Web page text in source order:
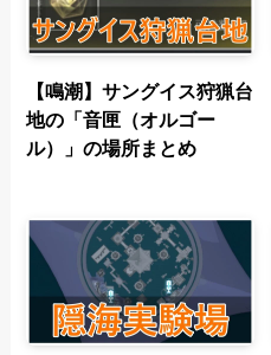
【鳴潮】サングイス狩猟台
地の「音匣（オルゴー
ル）」の場所まとめ